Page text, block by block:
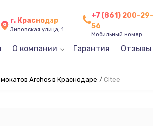
г. Краснодар
Зиповская улица, 1
+7 (861) 200-29-
56
Мобильный номер
О компании Гарантия Отзывы
Archos в Краснодаре / Citee